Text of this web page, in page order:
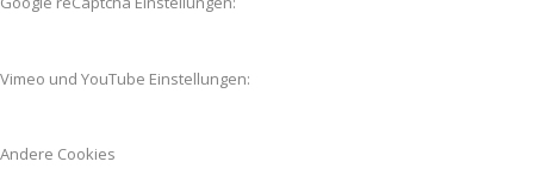
Vimeo und YouTube Einstellungen:
Andere Cookies